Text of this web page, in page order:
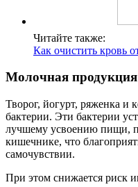
Читайте также:
Как очистить кровь
Молочная продукция
Творог, йогурт, ряженка и
бактерии. Эти бактерии
лучшему усвоению пищи,
кишечнике, что
самочувствии.
При этом снижается риск